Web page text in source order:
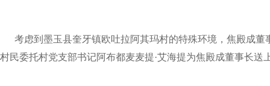
考虑到墨玉县奎牙镇欧吐拉阿其玛村的特殊环境，焦殿成董
村民委托村党支部书记阿布都麦麦提·艾海提为焦殿成董事长